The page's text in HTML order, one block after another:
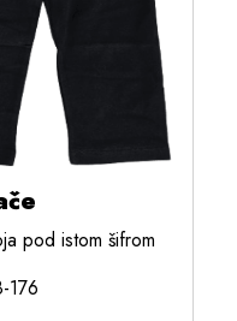
pod istom šifrom
176